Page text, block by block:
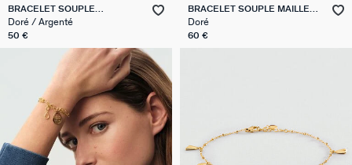
BRACELET SOUPLE
BLOSSOM
Doré / Argenté
50 €
BRACELET SOUPLE MAILLE
PALMIER
Doré
60 €